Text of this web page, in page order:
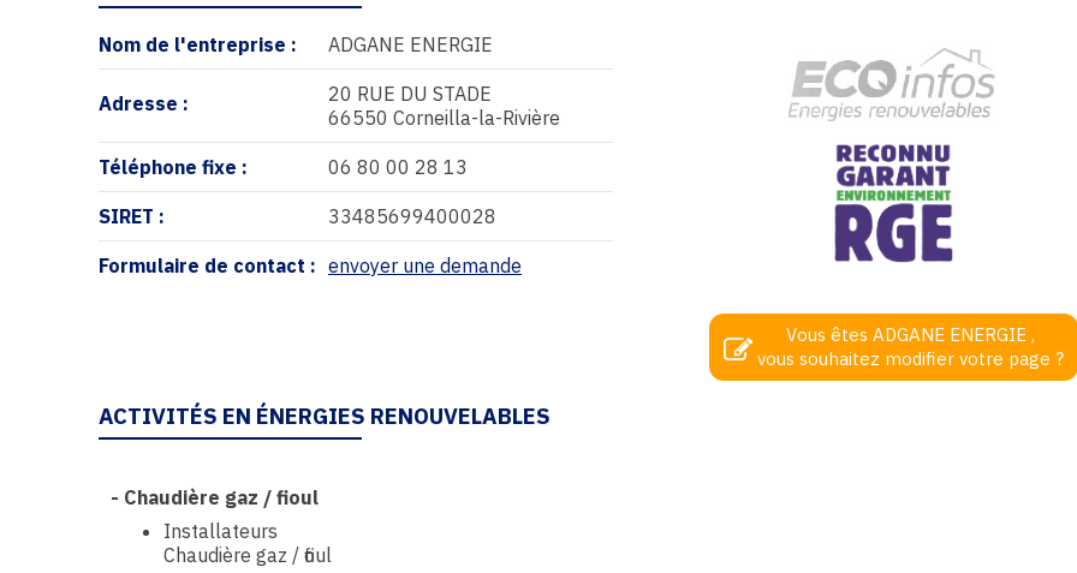
Nom de l'entreprise : ADGANE ENERGIE
Adresse :
20 RUE DU STADE
66550 Corneilla-la-Rivière
Téléphone fixe : 06 80 00 28 13
SIRET : 33485699400028
Formulaire de contact : envoyer une demande
Vous êtes ADGANE ENERGIE ,
vous souhaitez modifier votre page ?
ACTIVITÉS EN ÉNERGIES RENOUVELABLES
- Chaudière gaz / fioul
Installateurs
Chaudière gaz / fioul